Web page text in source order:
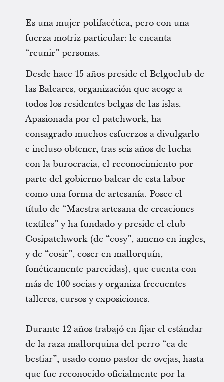
Es una mujer polifacética, pero con una
fuerza motriz particular: le encanta
“reunir” personas.
Desde hace 15 años preside el Belgoclub de
las Baleares, organización que acoge a
todos los residentes belgas de las islas.
Apasionada por el patchwork, ha
consagrado muchos esfuerzos a divulgarlo
e incluso obtener, tras seis años de lucha
con la burocracia, el reconocimiento por
parte del gobierno balear de esta labor
como una forma de artesanía. Posee el
título de “Maestra artesana de creaciones
textiles” y ha fundado y preside el club
Cosipatchwork (de “cosy”, ameno en ingles,
y de “cosir”, coser en mallorquín,
fonéticamente parecidas), que cuenta con
más de 100 socias y organiza frecuentes
talleres, cursos y exposiciones.
Durante 12 años trabajó en fijar el estándar
de la raza mallorquina del perro “ca de
bestiar”, usado como pastor de ovejas, hasta
que fue reconocido oficialmente por la